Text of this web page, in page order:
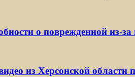
о поврежденной из-
из Херсонской области